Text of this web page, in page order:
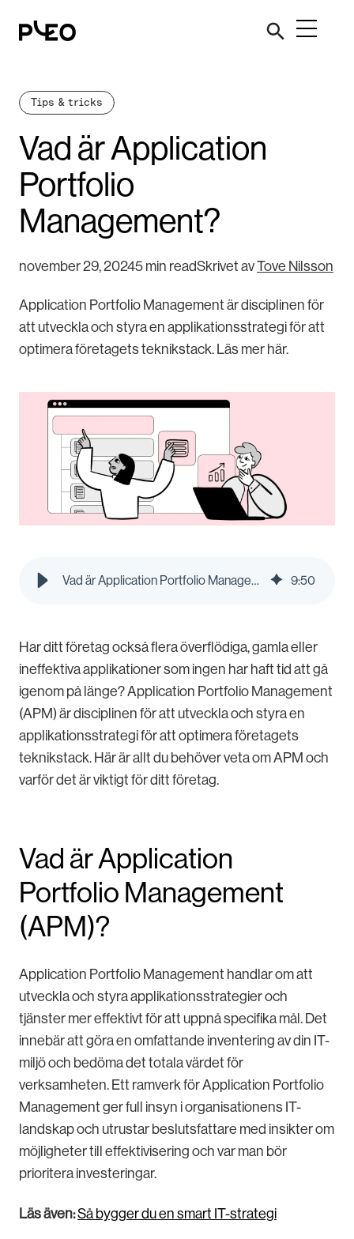
Tips & tricks
Vad är Application
Portfolio
Management?
november 29, 20245 min readSkrivet avTove Nilsson
Application Portfolio Management är disciplinen för
att utveckla och styra en applikationsstrategi för att
optimera företagets teknikstack. Läs mer här.
Vad är Application Portfolio Management? | Pleo Blog 9:50
Har ditt företag också flera överflödiga, gamla eller
ineffektiva applikationer som ingen har haft tid att gå
igenom på länge? Application Portfolio Management
(APM) är disciplinen för att utveckla och styra en
applikationsstrategi för att optimera företagets
teknikstack. Här är allt du behöver veta om APM och
varför det är viktigt för ditt företag.
Vad är Application
Portfolio Management
(APM)?
Application Portfolio Management handlar om att
utveckla och styra applikationsstrategier och
tjänster mer effektivt för att uppnå specifika mål. Det
innebär att göra en omfattande inventering av din IT-
miljö och bedöma det totala värdet för
verksamheten. Ett ramverk för Application Portfolio
Management ger full insyn i organisationens IT-
landskap och utrustar beslutsfattare med insikter om
möjligheter till effektivisering och var man bör
prioritera investeringar.
Läs även:Så bygger du en smart IT-strategi